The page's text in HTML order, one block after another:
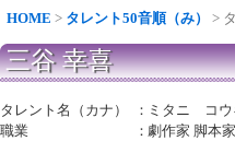
HOME > タレント50音順（み） >
三谷 幸喜
タレント名（カナ） ： ミタニ コウ
職業
：劇作家 脚本